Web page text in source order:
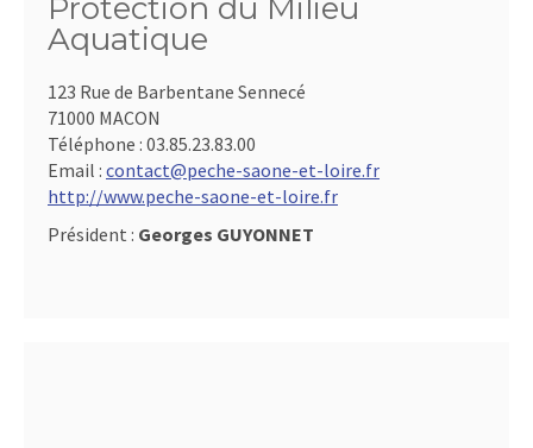
Protection du Milieu
Aquatique
123 Rue de Barbentane Sennecé
71000 MACON
Téléphone : 03.85.23.83.00
Email : contact@peche-saone-et-loire.fr
http://www.peche-saone-et-loire.fr
Président : Georges GUYONNET